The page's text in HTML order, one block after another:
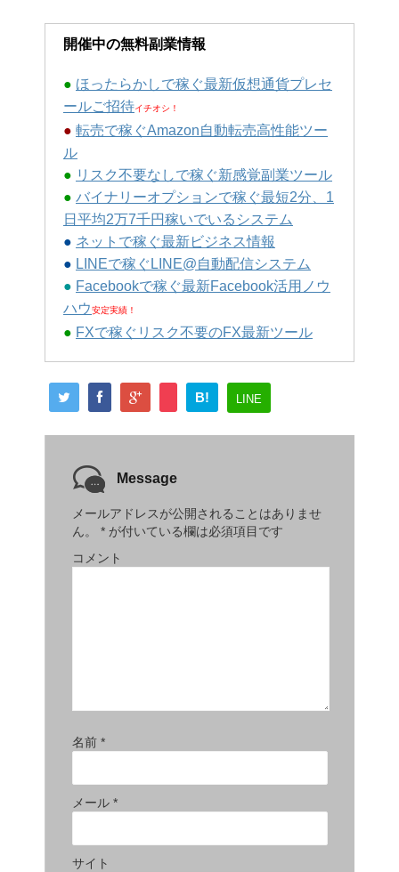
開催中の無料副業情報
● ほったらかしで稼ぐ最新仮想通貨プレセ
ールご招待イチオシ！
● 転売で稼ぐAmazon自動転売高性能ツー
ル
● リスク不要なしで稼ぐ新感覚副業ツール
● バイナリーオプションで稼ぐ最短2分、1
日平均2万7千円稼いでいるシステム
● ネットで稼ぐ最新ビジネス情報
● LINEで稼ぐLINE@自動配信システム
● Facebookで稼ぐ最新Facebook活用ノウ
ハウ安定実績！
● FXで稼ぐリスク不要のFX最新ツール
B! LINE
Message
メールアドレスが公開されることはありませ
ん。
* が付いている欄は必須項目です
コメント
名前 *
メール *
サイト